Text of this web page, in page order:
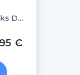
Obal Dragon Shield 100ks DUAL MATTE - Power & Copper
€